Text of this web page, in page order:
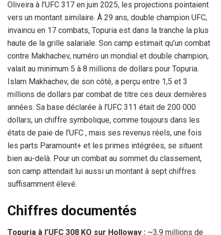
Oliveira à l’UFC 317 en juin 2025, les projections pointaient
vers un montant similaire. À 29 ans, double champion UFC,
invaincu en 17 combats, Topuria est dans la tranche la plus
haute de la grille salariale. Son camp estimait qu’un combat
contre Makhachev, numéro un mondial et double champion,
valait au minimum 5 à 8 millions de dollars pour Topuria.
Islam Makhachev, de son côté, a perçu entre 1,5 et 3
millions de dollars par combat de titre ces deux dernières
années. Sa base déclarée à l’UFC 311 était de 200 000
dollars, un chiffre symbolique, comme toujours dans les
états de paie de l’UFC , mais ses revenus réels, une fois
les parts Paramount+ et les primes intégrées, se situent
bien au-delà. Pour un combat au sommet du classement,
son camp attendait lui aussi un montant à sept chiffres
suffisamment élevé.
Chiffres documentés
Topuria à l’UFC 308 KO sur Holloway : ~3,9 millions de